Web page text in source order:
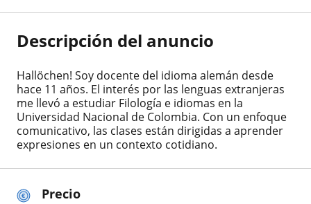
Precio
Descripción del anuncio
Hallöchen! Soy docente del idioma alemán desde
hace 11 años. El interés por las lenguas extranjeras
me llevó a estudiar Filología e idiomas en la
Universidad Nacional de Colombia. Con un enfoque
comunicativo, las clases están dirigidas a aprender
expresiones en un contexto cotidiano.